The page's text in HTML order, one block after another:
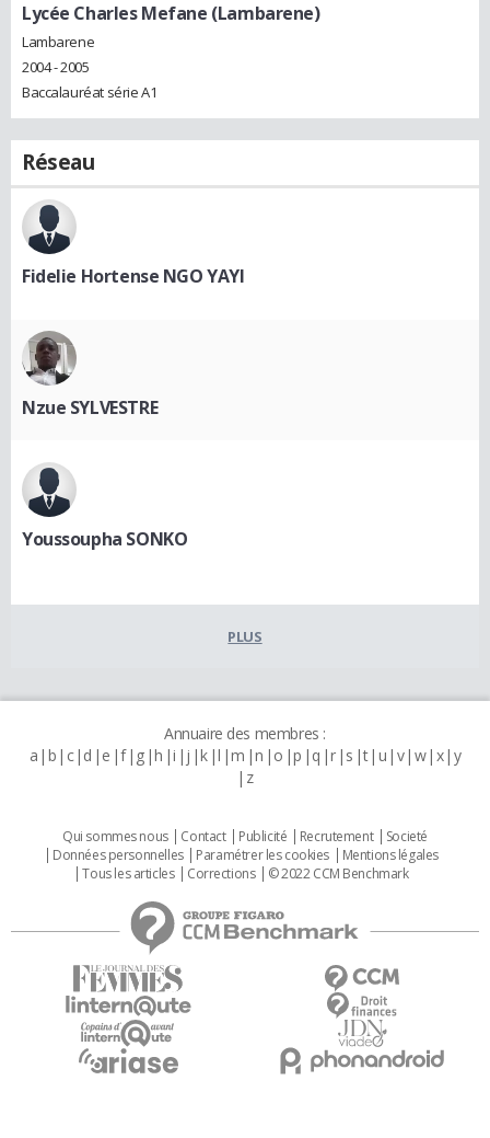
Lycée Charles Mefane (Lambarene)
Lambarene
2004 - 2005
Baccalauréat série A1
Réseau
Fidelie Hortense NGO YAYI
Nzue SYLVESTRE
Youssoupha SONKO
PLUS
Annuaire des membres :
a b c d e f g h i j k l m n o p q r s t u v w x y
z
Qui sommes nous Contact Publicité Recrutement
Societé
Données personnelles
Paramétrer les cookies
Mentions légales
Tous les articles
Corrections © 2022 CCM Benchmark